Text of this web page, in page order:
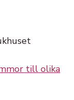
till olika